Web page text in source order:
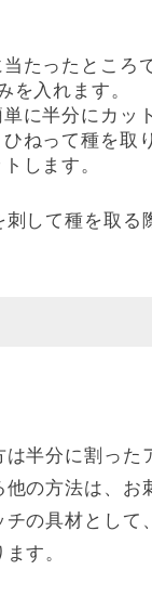
たったところ
を入れます。
に半分にカッ
ねって種を取
します。
して種を取る
半分に割った
の方法は、お
の具材として
す。